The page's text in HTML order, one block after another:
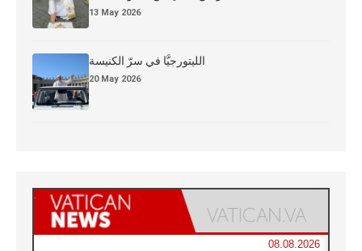
13 May 2026
الليتورجيَّا في سرّ الكنيسة
20 May 2026
08.08.2026